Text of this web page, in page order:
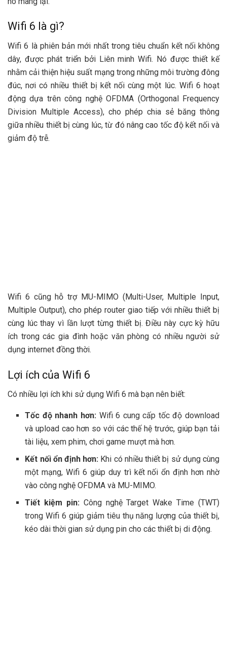
Wifi 6 là gì?
Wifi 6 là phiên bản mới nhất trong tiêu chuẩn kết nối không
dây, được phát triển bởi Liên minh Wifi. Nó được thiết kế
nhằm cải thiện hiệu suất mạng trong những môi trường đông
đúc, nơi có nhiều thiết bị kết nối cùng một lúc. Wifi 6 hoạt
động dựa trên công nghệ OFDMA (Orthogonal Frequency
Division Multiple Access), cho phép chia sẻ băng thông
giữa nhiều thiết bị cùng lúc, từ đó nâng cao tốc độ kết nối và
giảm độ trễ.
Wifi 6 cũng hỗ trợ MU-MIMO (Multi-User, Multiple Input,
Multiple Output), cho phép router giao tiếp với nhiều thiết bị
cùng lúc thay vì lần lượt từng thiết bị. Điều này cực kỳ hữu
ích trong các gia đình hoặc văn phòng có nhiều người sử
dụng internet đồng thời.
Lợi ích của Wifi 6
Có nhiều lợi ích khi sử dụng Wifi 6 mà bạn nên biết:
Tốc độ nhanh hơn: Wifi 6 cung cấp tốc độ download
và upload cao hơn so với các thế hệ trước, giúp bạn tải
tài liệu, xem phim, chơi game mượt mà hơn.
Kết nối ổn định hơn: Khi có nhiều thiết bị sử dụng cùng
một mạng, Wifi 6 giúp duy trì kết nối ổn định hơn nhờ
vào công nghệ OFDMA và MU-MIMO.
Tiết kiệm pin:Công nghệ Target Wake Time (TWT)
trong Wifi 6 giúp giảm tiêu thụ năng lượng của thiết bị,
kéo dài thời gian sử dụng pin cho các thiết bị di động.